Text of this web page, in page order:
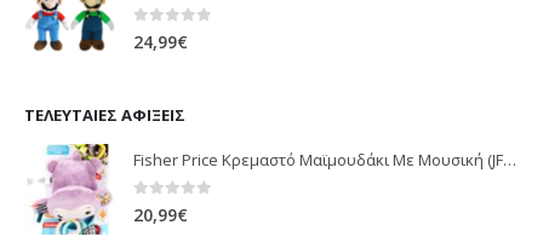
0 out of 5
24,99€
ΤΕΛΕΥΤΑΊΕΣ ΑΦΊΞΕΙΣ
Fisher Price Κρεμαστό Μαϊμουδάκι Με Μουσική (JFF02)
0 out of 5
20,99€